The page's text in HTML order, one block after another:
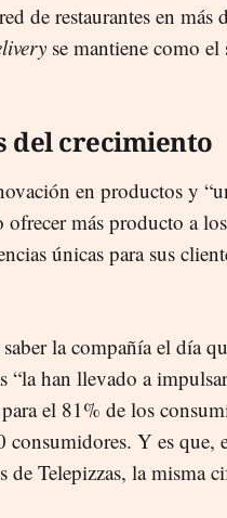
de restaurantes en
se mantiene como
del crecimiento
en productos y
más producto a
únicas para sus
la compañía el día
“la han llevado a
el 81% de los
consumidores. Y es
de Telepizzas, la misma